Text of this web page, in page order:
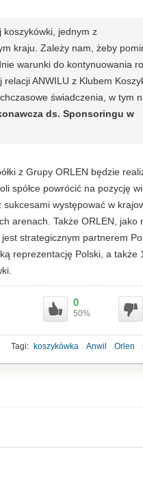
koszykówki, jednym z
kraju. Zależy nam, żeby
warunki do kontynuowania
ANWILU z Klubem
świadczenia, w tym
ds. Sponsoringu w
z Grupy ORLEN będzie
spółce powrócić na pozycję
występować w
arenach. Także ORLEN, jako
strategicznym partnerem
reprezentację Polski, a także
0
50%
Tagi: koszykówka Anwil Orlen